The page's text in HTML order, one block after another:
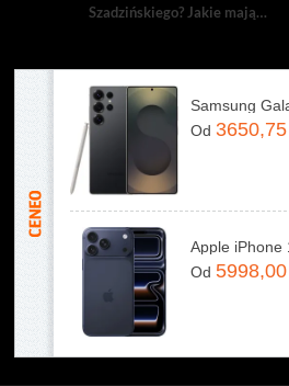
Szadzińskiego? Jakie mają…
Od 3650,75
Od 5998,00